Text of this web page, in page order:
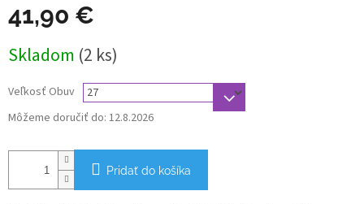
41,90 €
cena:
Skladom (2 ks)
Veľkosť Obuv
Môžeme doručiť do: 12.8.2026
Pridať do košíka